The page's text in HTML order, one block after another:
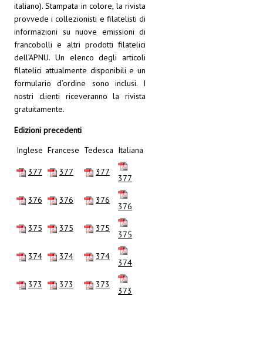
italiano). Stampata in colore, la rivista
provvede i collezionisti e filatelisti di
informazioni su nuove emissioni di
francobolli e altri prodotti filatelici
dell’APNU. Un elenco degli articoli
filatelici attualmente disponibili e un
formulario d’ordine sono inclusi. I
nostri clienti riceveranno la rivista
gratuitamente.
Edizioni precedenti
Inglese Francese Tedesca Italiana
377 377 377
377
376 376 376
376
375 375 375
375
374 374 374
374
373 373 373
373